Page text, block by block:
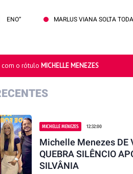
MARLUS VIANA SOLTA TODA A
com o rótulo MICHELLE MENEZES
MICHELLE MENEZES 12:32:00
Michelle Menezes DE
QUEBRA SILÊNCIO
SILVÂNIA